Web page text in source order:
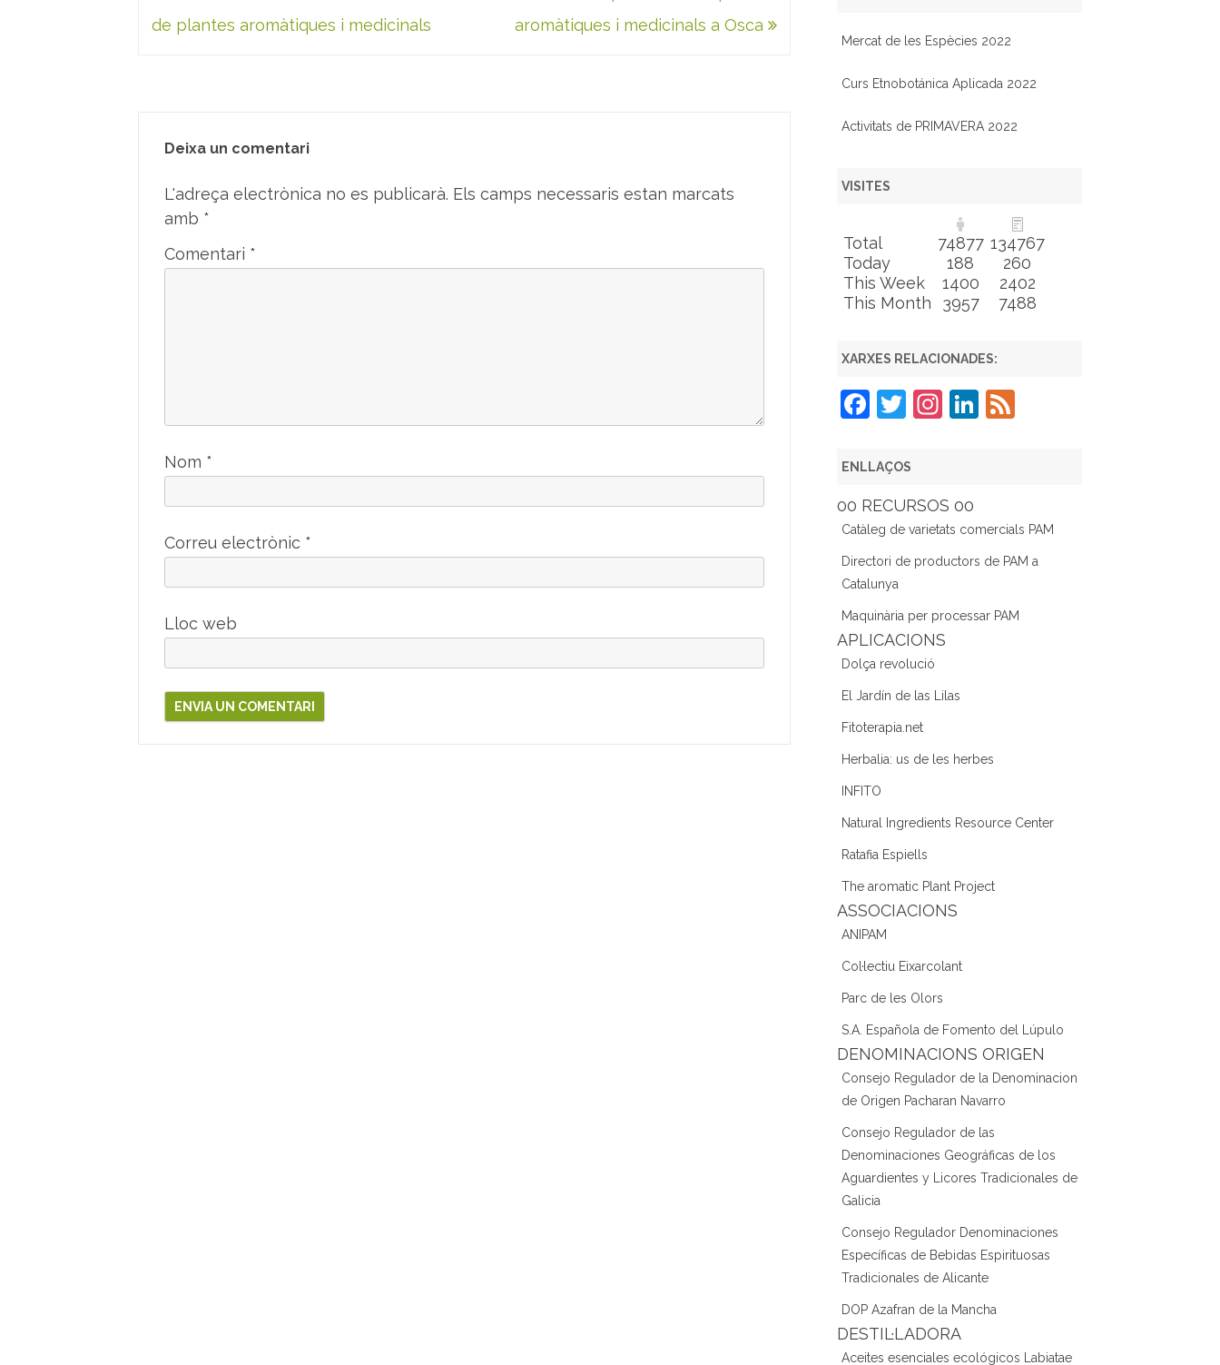
d'entrades
de plantes aromàtiques i medicinals
aromàtiques i medicinals a Osca
Deixa un comentari
L'adreça electrònica no es publicarà. Els camps necessaris estan marcats
amb *
Comentari *
Nom *
Correu electrònic *
Lloc web
Mercat de les Espècies 2022
Curs Etnobotánica Aplicada 2022
Activitats de PRIMAVERA 2022
VISITES
Total 74877 134767
Today
188
260
This Week
1400
2402
This Month
3957 7488
XARXES RELACIONADES:
F
c
e
b
o
o
k
T
itt
er
In
gr
a
m
Li
dI
n
F
ENLLAÇOS
00 RECURSOS 00
Catàleg de varietats comercials PAM
Directori de productors de PAM a
Catalunya
Maquinària per processar PAM
APLICACIONS
Dolça revolució
El Jardín de las Lilas
Fitoterapia.net
Herbalia: us de les herbes
INFITO
Natural Ingredients Resource Center
Ratafia Espiells
The aromatic Plant Project
ASSOCIACIONS
ANIPAM
Col·lectiu Eixarcolant
Parc de les Olors
S.A. Española de Fomento del Lúpulo
DENOMINACIONS ORIGEN
Consejo Regulador de la Denominacion
de Origen Pacharan Navarro
Consejo Regulador de las
Denominaciones Geográficas de los
Aguardientes y Licores Tradicionales de
Galicia
Consejo Regulador Denominaciones
Específicas de Bebidas Espirituosas
Tradicionales de Alicante
DOP Azafran de la Mancha
DESTIL·LADORA
Aceites esenciales ecológicos Labiatae